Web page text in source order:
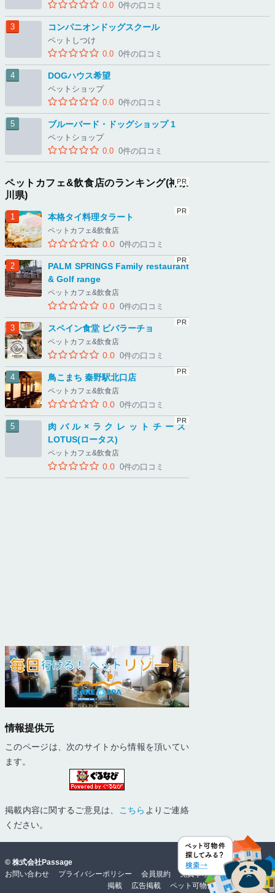
0.0 0件の口コミ
コンパニオンドッグスクール
ペットしつけ
0.0 0件の口コミ
DOGハウス希望
ペットショップ
0.0 0件の口コミ
ブルーバード・ドッグショップ 1
ペットショップ
0.0 0件の口コミ
ペットカフェ&飲食店のランキング(神奈
川県)
本格タイ料理タラート
ペットカフェ&飲食店
0.0 0件の口コミ
PALM SPRINGS Family restaurant
& Golf range
ペットカフェ&飲食店
0.0 0件の口コミ
スペイン食堂 ビバラーチョ
ペットカフェ&飲食店
0.0 0件の口コミ
鳥こまち 秦野駅北口店
ペットカフェ&飲食店
0.0 0件の口コミ
肉バル×ラクレットチーズ
LOTUS(ロータス)
ペットカフェ&飲食店
0.0 0件の口コミ
情報提供元
このページは、次のサイトから情報を頂いてい
ます。
掲載内容に関するご意見は、 こちら よりご連絡
ください。
© 株式会社Passage
お問い合わせ
プライバシーポリシー 会員規約 免責事項・動作環境
物件
掲載
広告掲載 ペット可物件難民0を目指して